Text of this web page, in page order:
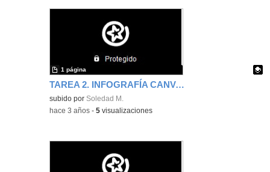
TAREA 2. INFOGRAFÍA CANVA. Soledad Moreno
Contenido educativo.
subido por Soledad M.
1 página
-hace 3 años -5 visualizaciones